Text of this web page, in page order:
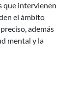
que intervienen
el ámbito
además
mental y la